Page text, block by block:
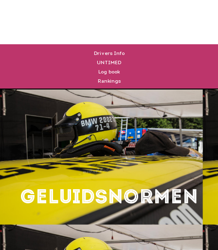
Drivers Info
UNTIMED
Log book
Rankings
Geluidsnormen